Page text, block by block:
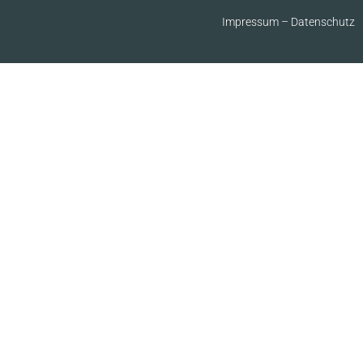
Impressum – Datenschutz